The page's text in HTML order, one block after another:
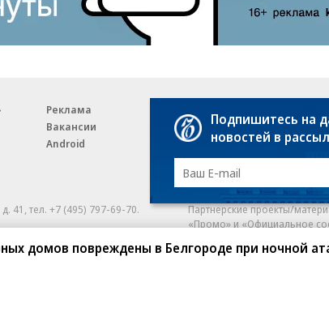
домов повреждены в Белгороде при ночной
Реклама
Вакансии
Android
Правовая информация
E-mail рассылки
41,тел. +7 (495) 797-69-70.
зарегистрировано
технологий
Партнерские проекты/
«Промо» и «Официальное
На kommersant.ru
Подпишитесь на
новостей в